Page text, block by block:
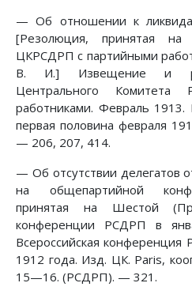
— Об отношении к
[Резолюция, принятая на
ЦКРСДРП с партийными
В. И.] Извещение и
Центрального
работниками. Февраль
первая половина февраля
— 206, 207, 414.
— Об отсутствии делегатов
на общепартийной
принятая на Шестой
конференции РСДРП в
Всероссийская конференция
1912 года. Изд. ЦК. Paris,
15—16. (РСДРП). — 321.